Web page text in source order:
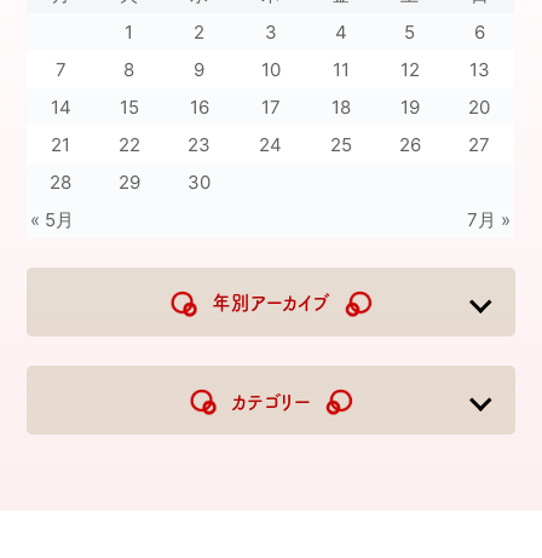
« 5月 7月 »
1 2 3 4 5
6
7
8 9 10 11 12
13
14
15 16 17 18 19
20
21
22 23 24 25 26
27
28
29 30
年別アーカイブ
2023
カテゴリー